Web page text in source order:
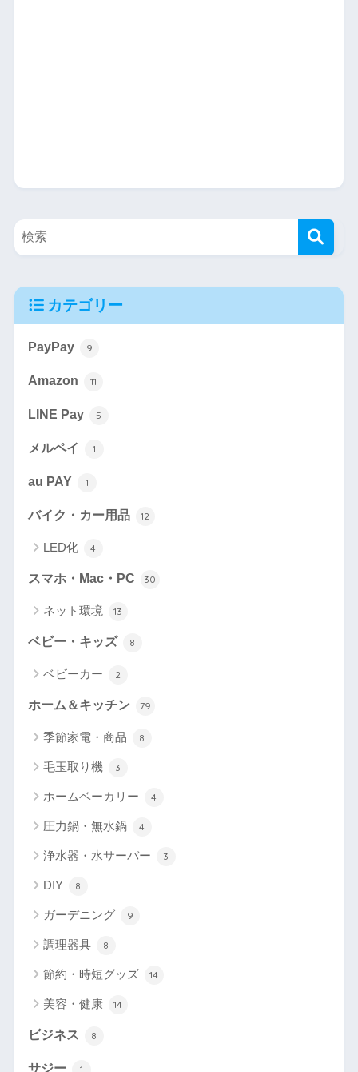
カテゴリー
PayPay 9
Amazon 11
LINE Pay 5
メルペイ 1
au PAY 1
バイク・カー用品 12
LED化 4
スマホ・Mac・PC 30
ネット環境 13
ベビー・キッズ 8
ベビーカー 2
ホーム＆キッチン 79
季節家電・商品 8
毛玉取り機 3
ホームベーカリー 4
圧力鍋・無水鍋 4
浄水器・水サーバー 3
DIY 8
ガーデニング 9
調理器具 8
節約・時短グッズ 14
美容・健康 14
ビジネス 8
サジー 1